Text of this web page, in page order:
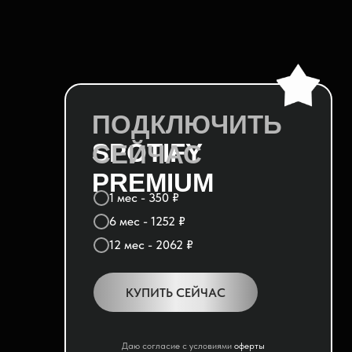
1 мес - 350 ₽
6 мес - 1252 ₽
12 мес - 2062 ₽
КУПИТЬ СЕЙЧАС
SPOTIFY
PREMIUM
Даю согласие с условиями оферты
ПОДКЛЮЧИТЬ
СЕЙЧАС